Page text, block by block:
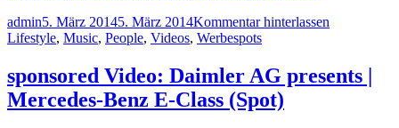
admin5. März 20145. März 2014Kommentar hinterlassen
Lifestyle, Music, People, Videos, Werbespots
sponsored Video: Daimler AG presents |
Mercedes-Benz E-Class (Spot)